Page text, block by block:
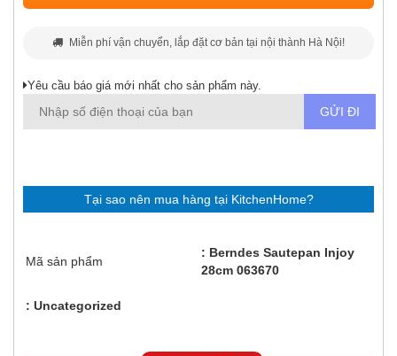
Miễn phí vận chuyển, lắp đặt cơ bản tại nội thành Hà Nội!
Yêu cầu báo giá mới nhất cho sản phẩm này.
Tại sao nên mua hàng tại KitchenHome?
Mã sản phẩm
Berndes Sautepan Injoy
28cm 063670
Uncategorized